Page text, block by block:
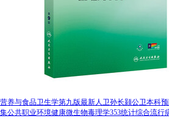
营养与食品卫生学第九版最新人卫孙长颢公卫本科
集公共职业环境健康微生物毒理学353统计综合流行